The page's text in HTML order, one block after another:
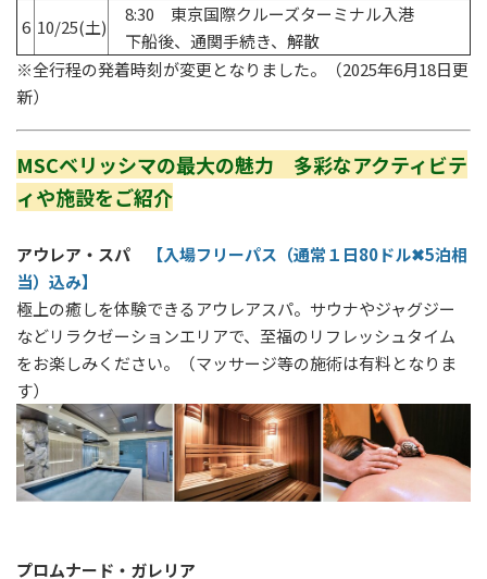
6 10/25(土)
8:30 東京国際クルーズターミナル入港
下船後、通関手続き、解散
※全行程の発着時刻が変更となりました。（2025年6月18日更
新）
MSCベリッシマの最大の魅力 多彩なアクティビテ
ィや施設をご紹介
アウレア・スパ
【入場フリーパス（通常１日80ドル✖5泊相
当）込み】
極上の癒しを体験できるアウレアスパ。サウナやジャグジー
などリラクゼーションエリアで、至福のリフレッシュタイム
をお楽しみください。（マッサージ等の施術は有料となりま
す）
プロムナード・ガレリア